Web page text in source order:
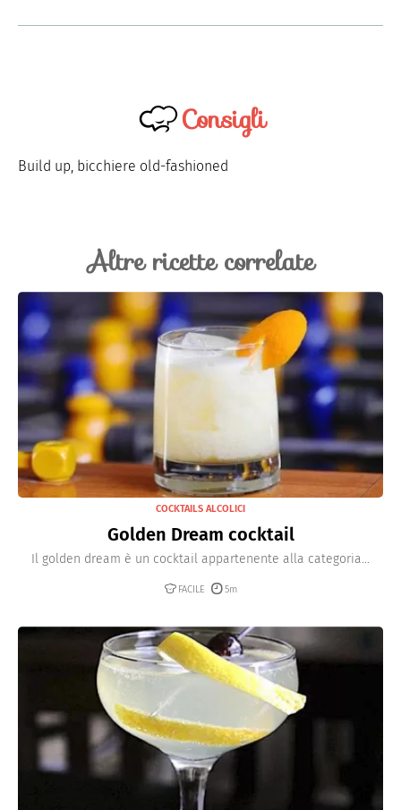
Consigli
Build up, bicchiere old-fashioned
Altre ricette correlate
COCKTAILS ALCOLICI
Golden Dream cocktail
Il golden dream è un cocktail appartenente alla categoria...
FACILE 5m